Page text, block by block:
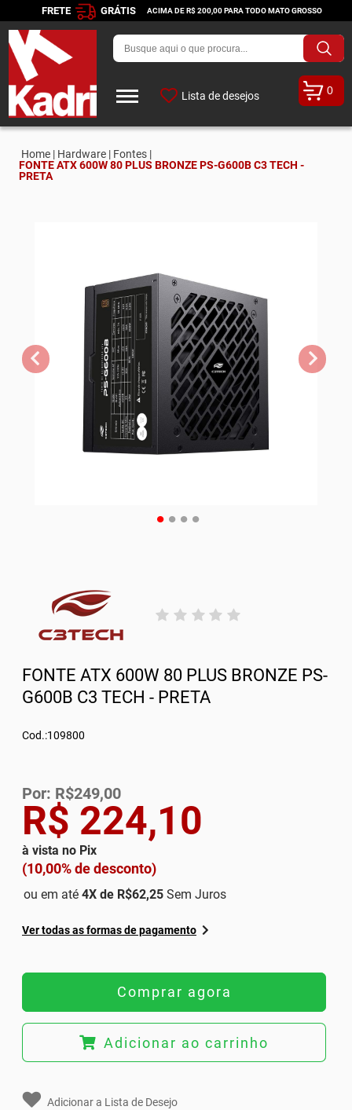
FRETE GRÁTIS ACIMA DE R$ 200,00 PARA TODO MATO GROSSO
Lista de desejos 0
Home | Hardware | Fontes |
FONTE ATX 600W 80 PLUS BRONZE PS-G600B C3 TECH -
PRETA
FONTE ATX 600W 80 PLUS BRONZE PS-
G600B C3 TECH - PRETA
Cod.:109800
R$ 224,10
à vista no Pix
(10,00% de desconto)
Por: R$249,00
ou em até 4X de R$62,25 Sem Juros
Ver todas as formas de pagamento
Comprar agora
Adicionar ao carrinho
Adicionar a Lista de Desejo